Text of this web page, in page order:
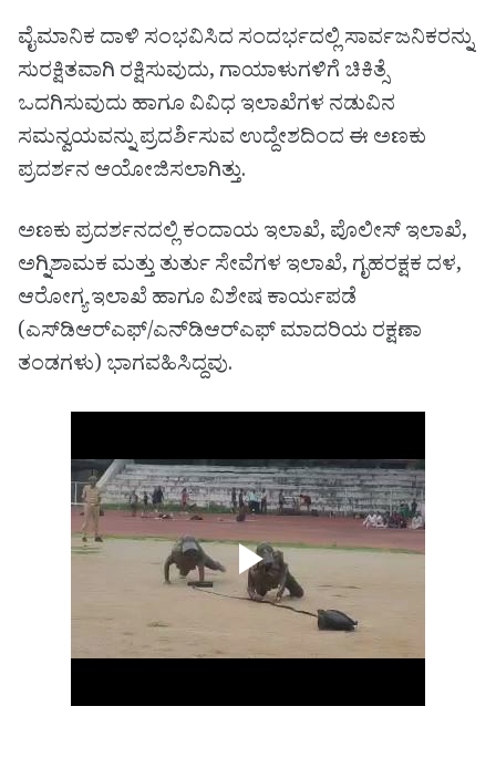
ವೈಮಾನಿಕ ದಾಳಿ ಸಂಭವಿಸಿದ ಸಂದರ್ಭದಲ್ಲಿ ಸಾರ್ವಜನಿಕರನ್ನು
ಸುರಕ್ಷಿತವಾಗಿ ರಕ್ಷಿಸುವುದು, ಗಾಯಾಳುಗಳಿಗೆ ಚಿಕಿತ್ಸೆ
ಒದಗಿಸುವುದು ಹಾಗೂ ವಿವಿಧ ಇಲಾಖೆಗಳ ನಡುವಿನ
ಸಮನ್ವಯವನ್ನು ಪ್ರದರ್ಶಿಸುವ ಉದ್ದೇಶದಿಂದ ಈ ಅಣಕು
ಪ್ರದರ್ಶನ ಆಯೋಜಿಸಲಾಗಿತ್ತು.
ಅಣಕು ಪ್ರದರ್ಶನದಲ್ಲಿ ಕಂದಾಯ ಇಲಾಖೆ, ಪೊಲೀಸ್ ಇಲಾಖೆ,
ಅಗ್ನಿಶಾಮಕ ಮತ್ತು ತುರ್ತು ಸೇವೆಗಳ ಇಲಾಖೆ, ಗೃಹರಕ್ಷಕ ದಳ,
ಆರೋಗ್ಯ ಇಲಾಖೆ ಹಾಗೂ ವಿಶೇಷ ಕಾರ್ಯಪಡೆ
(ಎಸ್‌ಡಿಆರ್‌ಎಫ್/ಎನ್‌ಡಿಆರ್‌ಎಫ್ ಮಾದರಿಯ ರಕ್ಷಣಾ
ತಂಡಗಳು) ಭಾಗವಹಿಸಿದ್ದವು.